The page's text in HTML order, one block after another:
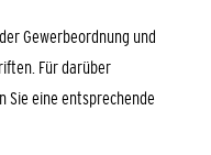
Gewerbeordnung und
Für darüber
Sie eine entsprechende